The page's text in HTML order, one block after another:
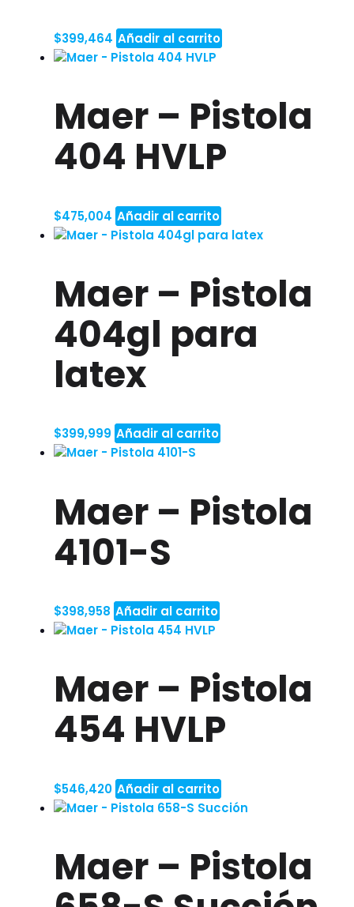
$399,464 Añadir al carrito
Maer – Pistola
404 HVLP
$475,004 Añadir al carrito
Maer – Pistola
404gl para
latex
$399,999 Añadir al carrito
Maer – Pistola
4101-S
$398,958 Añadir al carrito
Maer – Pistola
454 HVLP
$546,420 Añadir al carrito
Maer – Pistola